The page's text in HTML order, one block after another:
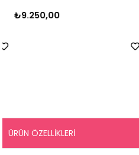
₺9.250,00
ÜRÜN ÖZELLIKLERI